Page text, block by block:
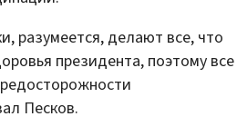
разумеется, делают все, что
президента, поэтому все
Песков.